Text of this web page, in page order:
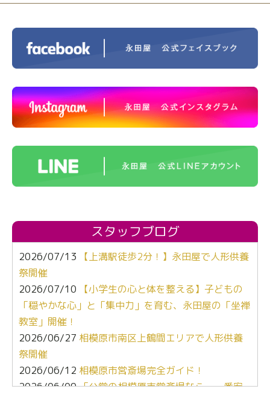
スタッフブログ
2026/07/13
【上溝駅徒歩2分！】永田屋で人形供養
祭開催
2026/07/10
【小学生の心と体を整える】子どもの
「穏やかな心」と「集中力」を育む、永田屋の「坐禅
教室」開催！
2026/06/27 相模原市南区上鶴間エリアで人形供養
祭開催
2026/06/12 相模原市営斎場完全ガイド！
2026/06/09「公営の相模原市営斎場なら、一番安